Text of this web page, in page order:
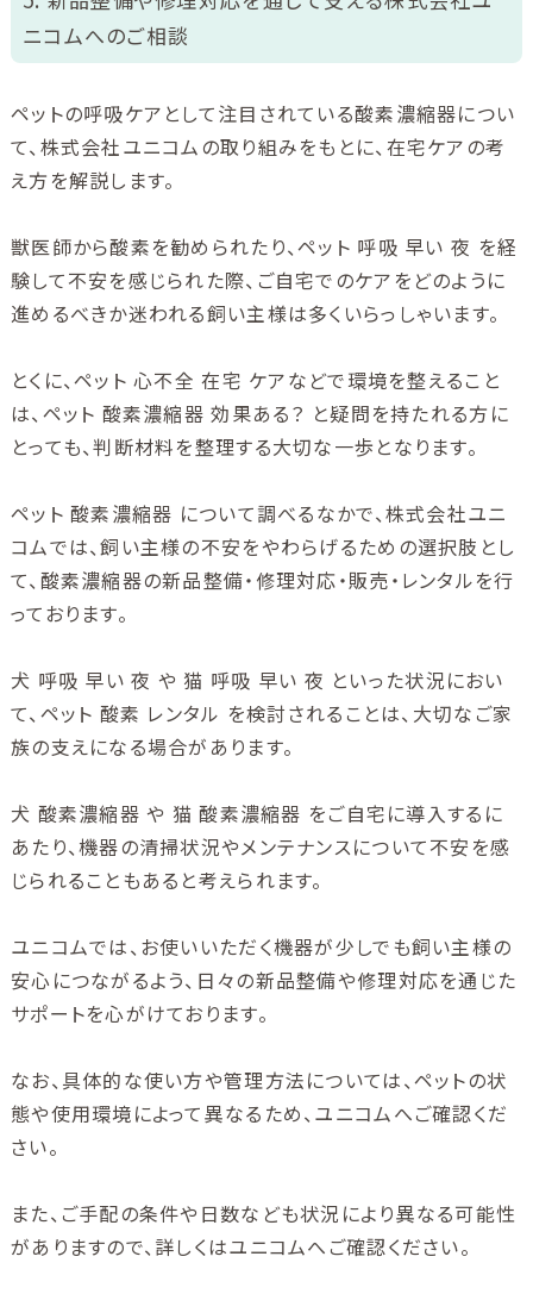
ニコムへのご相談
ペットの呼吸ケアとして注目されている酸素濃縮器につい
て、株式会社ユニコムの取り組みをもとに、在宅ケアの考
え方を解説します。
獣医師から酸素を勧められたり、ペット 呼吸 早い 夜 を経
験して不安を感じられた際、ご自宅でのケアをどのように
進めるべきか迷われる飼い主様は多くいらっしゃいます。
とくに、ペット 心不全 在宅 ケアなどで環境を整えること
は、ペット 酸素濃縮器 効果ある？ と疑問を持たれる方に
とっても、判断材料を整理する大切な一歩となります。
ペット 酸素濃縮器 について調べるなかで、株式会社ユニ
コムでは、飼い主様の不安をやわらげるための選択肢とし
て、酸素濃縮器の新品整備・修理対応・販売・レンタルを行
っております。
犬 呼吸 早い 夜 や 猫 呼吸 早い 夜 といった状況におい
て、ペット 酸素 レンタル を検討されることは、大切なご家
族の支えになる場合があります。
犬 酸素濃縮器 や 猫 酸素濃縮器 をご自宅に導入するに
あたり、機器の清掃状況やメンテナンスについて不安を感
じられることもあると考えられます。
ユニコムでは、お使いいただく機器が少しでも飼い主様の
安心につながるよう、日々の新品整備や修理対応を通じた
サポートを心がけております。
なお、具体的な使い方や管理方法については、ペットの状
態や使用環境によって異なるため、ユニコムへご確認くだ
さい。
また、ご手配の条件や日数なども状況により異なる可能性
がありますので、詳しくはユニコムへご確認ください。